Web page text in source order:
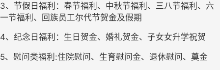
3、节假日福利：春节福利、中秋节福利、三八节福利、六
一节福利、回族员工尔代节贺金及假期
4、纪念日福利：生日贺金、婚礼贺金、子女女升学祝贺
5、慰问类福利:住院慰问、生育慰问金、退休慰问、奠金